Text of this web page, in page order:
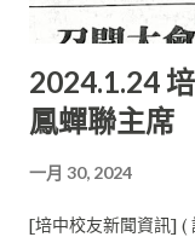
2024.1.24
鳳蟬聯主席
一月 30, 2024
[培中校友新聞資訊] (